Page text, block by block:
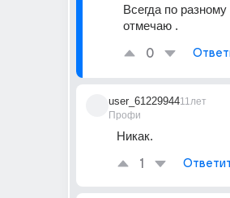
Всегда по
отмечаю .
0
user_61229944
Профи
11лет
Никак.
1